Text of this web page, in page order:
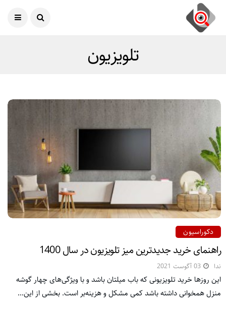
تلویزیون
دکوراسیون
راهنمای خرید جدیدترین میز تلویزیون در سال 1400
ندا 03 آگوست 2021
این روزها خرید تلویزیونی که باب میلتان باشد و با ویژگی‌های چهار گوشه
منزل همخوانی داشته باشد کمی مشکل و هزینه‌بر است. بخشی از این...